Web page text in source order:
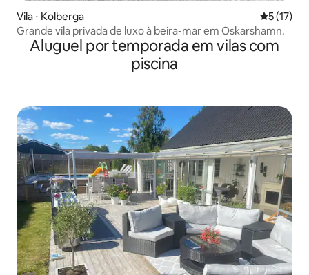
Vila ⋅ Kolberga 5 de uma
5 (17)
Grande vila privada de luxo à beira-mar em Oskarshamn.
Aluguel por temporada em vilas com
piscina